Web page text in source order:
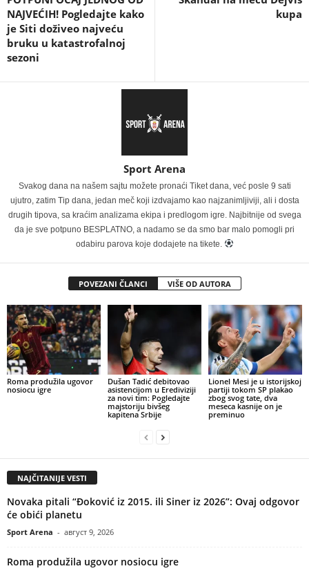
NAJVEĆIH! Pogledajte kako
je Siti doživeo najveću
bruku u katastrofalnoj
sezoni
kupa
Sport Arena
Svakog dana na našem sajtu možete pronaći Tiket dana, već posle 9 sati
ujutro, zatim Tip dana, jedan meč koji izdvajamo kao najzanimljiviji, ali i dosta
drugih tipova, sa kraćim analizama ekipa i predlogom igre. Najbitnije od svega
da je sve potpuno BESPLATNO, a nadamo se da smo bar malo pomogli pri
odabiru parova koje dodajete na tikete.
POVEZANI ČLANCI VIŠE OD AUTORA
Roma produžila ugovor
nosiocu igre
Dušan Tadić debitovao
asistencijom u Erediviziji
za novi tim: Pogledajte
majstoriju bivšeg
kapitena Srbije
Lionel Mesi je u istorijskoj
partiji tokom SP plakao
zbog svog tate, dva
meseca kasnije on je
preminuo
NAJČITANIJE VESTI
Novaka pitali “Đoković iz 2015. ili Siner iz 2026”: Ovaj odgovor
će obići planetu
Sport Arena - август 9, 2026
Roma produžila ugovor nosiocu igre